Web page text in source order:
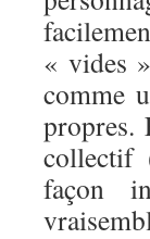
« vides
comme
propres.
collectif
façon